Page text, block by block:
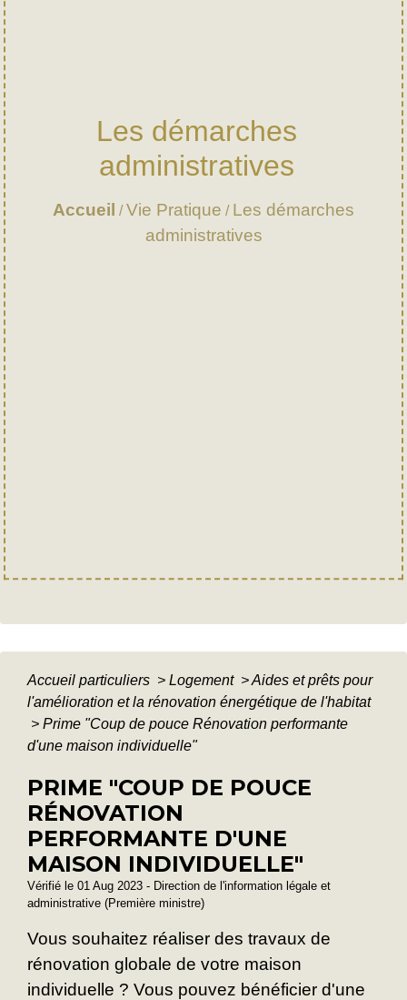
Les démarches
administratives
Accueil / Vie Pratique / Les démarches
administratives
Accueil particuliers > Logement >Aides et prêts pour
l'amélioration et la rénovation énergétique de l'habitat
> Prime "Coup de pouce Rénovation performante
d'une maison individuelle"
PRIME "COUP DE POUCE
RÉNOVATION
PERFORMANTE D'UNE
MAISON INDIVIDUELLE"
Vérifié le 01 Aug 2023 - Direction de l'information légale et
administrative (Première ministre)
Vous souhaitez réaliser des travaux de
rénovation globale de votre maison
individuelle ? Vous pouvez bénéficier d'une